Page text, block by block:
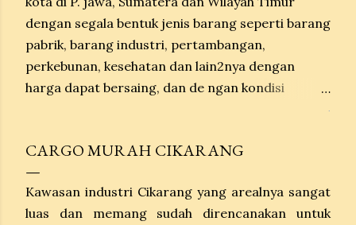
dengan segala bentuk jenis barang seperti barang
pabrik, barang industri, pertambangan,
perkebunan, kesehatan dan lain2nya dengan
harga dapat bersaing, dan de ngan kondisi
minimal 100 kg kondisi door to door sampai
ketujuan, untuk pengiriman barang breakbulk
barang kami diterima di depo Tanto tg Priok, dan
untuk peng iriman dengan Container kondisinya
.
CARGO MURAH CIKARANG
Kawasan industri Cikarang yang arealnya sangat
luas dan memang sudah direncanakan untuk